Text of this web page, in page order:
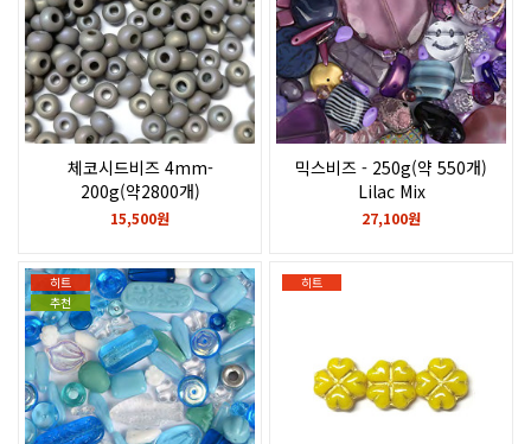
체코시드비즈 4mm-
200g(약2800개)
Opaque grey matte rainbow
15,500원
믹스비즈 - 250g(약 550개)
Lilac Mix
27,100원
히트
추천
히트